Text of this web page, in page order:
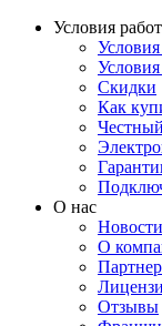
Условия
Скидки
Как
О нас
Новости
О
Отзывы